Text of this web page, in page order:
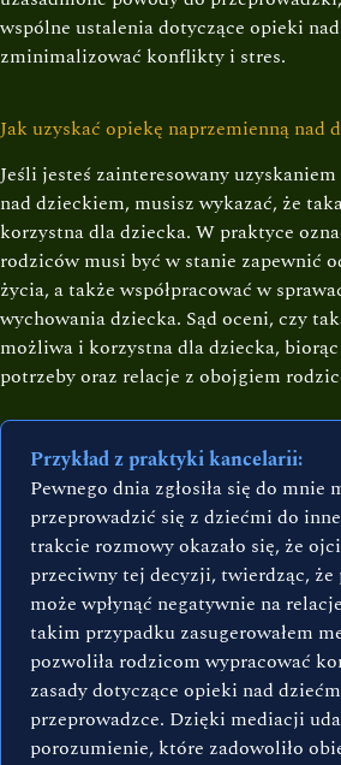
wspólne ustalenia dotyczące opieki
zminimalizować konflikty i stres.
Jak uzyskać opiekę naprzemienną nad
Jeśli jesteś zainteresowany
nad dzieckiem, musisz wykazać, że
korzystna dla dziecka. W praktyce
rodziców musi być w stanie zapewnić
życia, a także współpracować w
wychowania dziecka. Sąd oceni, czy
możliwa i korzystna dla dziecka,
potrzeby oraz relacje z obojgiem
Przykład z praktyki kancelarii:
Pewnego dnia zgłosiła się do mnie
przeprowadzić się z dziećmi do
trakcie rozmowy okazało się, że
przeciwny tej decyzji, twierdząc, że
może wpłynąć negatywnie na
takim przypadku zasugerowałem
pozwoliła rodzicom wypracować
zasady dotyczące opieki nad
przeprowadzce. Dzięki mediacji
porozumienie, które zadowoliło